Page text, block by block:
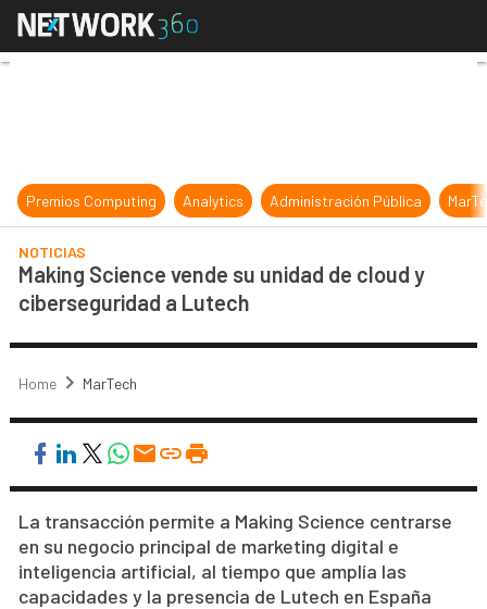
Making Science vende su unidad
Premios Computing Analytics Administración Pública
NOTICIAS
Making Science vende su unidad de cloud y
ciberseguridad a Lutech
Home MarTech
La transacción permite a Making Science centrarse
en su negocio principal de marketing digital e
inteligencia artificial, al tiempo que amplía las
capacidades y la presencia de Lutech en España